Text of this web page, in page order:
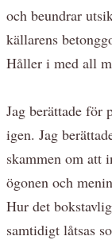
och beundrar
källarens
Håller i med all
Jag berättade för
igen. Jag
skammen om att
ögonen och
Hur det
samtidigt låtsas